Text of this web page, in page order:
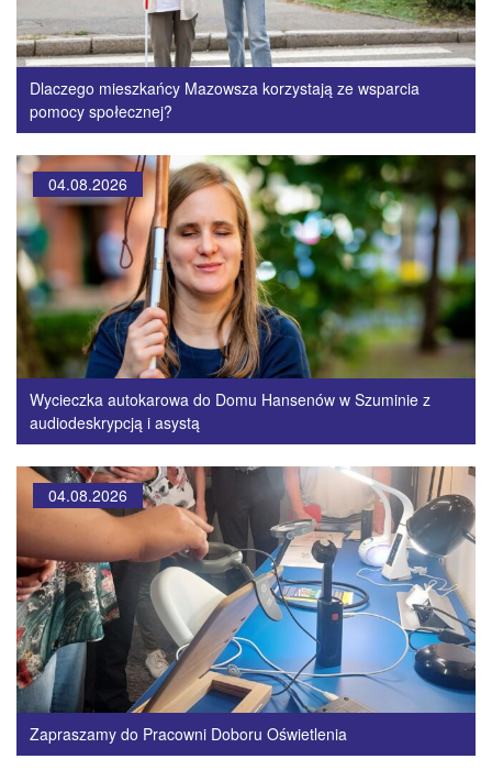
Dlaczego mieszkańcy Mazowsza korzystają ze wsparcia
pomocy społecznej?
04.08.2026
Wycieczka autokarowa do Domu Hansenów w Szuminie z
audiodeskrypcją i asystą
04.08.2026
Zapraszamy do Pracowni Doboru Oświetlenia